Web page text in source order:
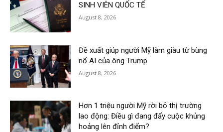
SINH VIÊN QUỐC TẾ
August 8, 2026
Đề xuất giúp người Mỹ làm giàu từ bùng
nổ AI của ông Trump
August 8, 2026
Hơn 1 triệu người Mỹ rời bỏ thị trường
lao động: Điều gì đang đẩy cuộc khủng
hoảng lên đỉnh điểm?